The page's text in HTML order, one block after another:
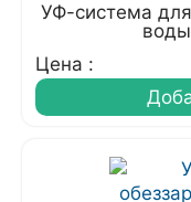
УФ-система
Цена :